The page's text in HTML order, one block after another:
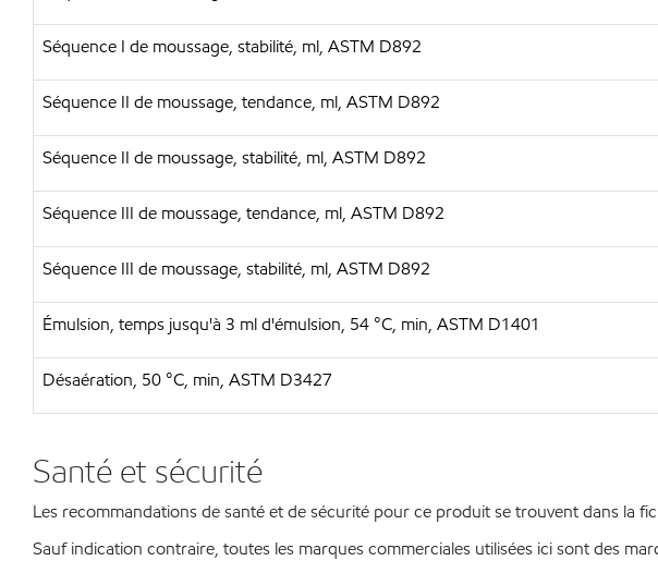
Séquence I de moussage, stabilité, ml, ASTM D892
Séquence II de moussage, tendance, ml, ASTM D892
Séquence II de moussage, stabilité, ml, ASTM D892
Séquence III de moussage, tendance, ml, ASTM D892
Séquence III de moussage, stabilité, ml, ASTM D892
Émulsion, temps jusqu'à 3 ml d'émulsion, 54 °C, min, ASTM D1401
Désaération, 50 °C, min, ASTM D3427
Santé et sécurité
Les recommandations de santé et de sécurité pour ce produit se trouvent dans la
Sauf indication contraire, toutes les marques commerciales utilisées ici sont des